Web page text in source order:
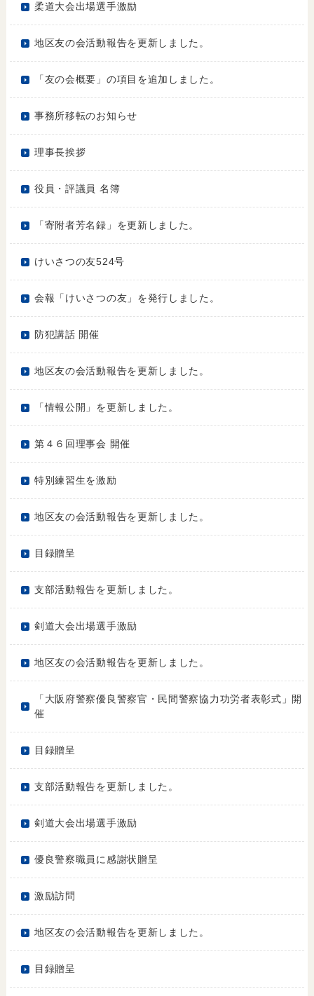
柔道大会出場選手激励
地区友の会活動報告を更新しました。
「友の会概要」の項目を追加しました。
事務所移転のお知らせ
理事長挨拶
役員・評議員 名簿
「寄附者芳名録」を更新しました。
けいさつの友524号
会報「けいさつの友」を発行しました。
防犯講話 開催
地区友の会活動報告を更新しました。
「情報公開」を更新しました。
第４６回理事会 開催
特別練習生を激励
地区友の会活動報告を更新しました。
目録贈呈
支部活動報告を更新しました。
剣道大会出場選手激励
地区友の会活動報告を更新しました。
「大阪府警察優良警察官・民間警察協力功労者表彰式」開
催
目録贈呈
支部活動報告を更新しました。
剣道大会出場選手激励
優良警察職員に感謝状贈呈
激励訪問
地区友の会活動報告を更新しました。
目録贈呈